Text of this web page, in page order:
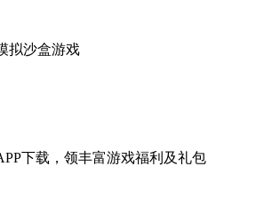
拟沙盒游戏
下载 ，领丰富游戏福利 及礼包